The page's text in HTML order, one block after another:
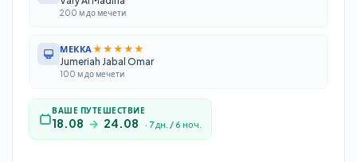
200 м до мечети
МЕККА ★★★★★
Jumeriah Jabal Omar
100 м до мечети
ВАШЕ ПУТЕШЕСТВИЕ
18.08 → 24.08 · 7 дн. / 6 ноч.